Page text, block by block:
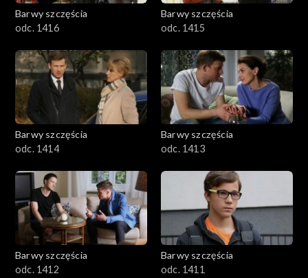
Barwy szczęścia
odc. 1416
Barwy szczęścia
odc. 1415
Barwy szczęścia
odc. 1414
Barwy szczęścia
odc. 1413
Barwy szczęścia
odc. 1412
Barwy szczęścia
odc. 1411